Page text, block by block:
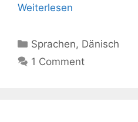
Weiterlesen
Kategorien
Sprachen, Dänisch
1 Comment